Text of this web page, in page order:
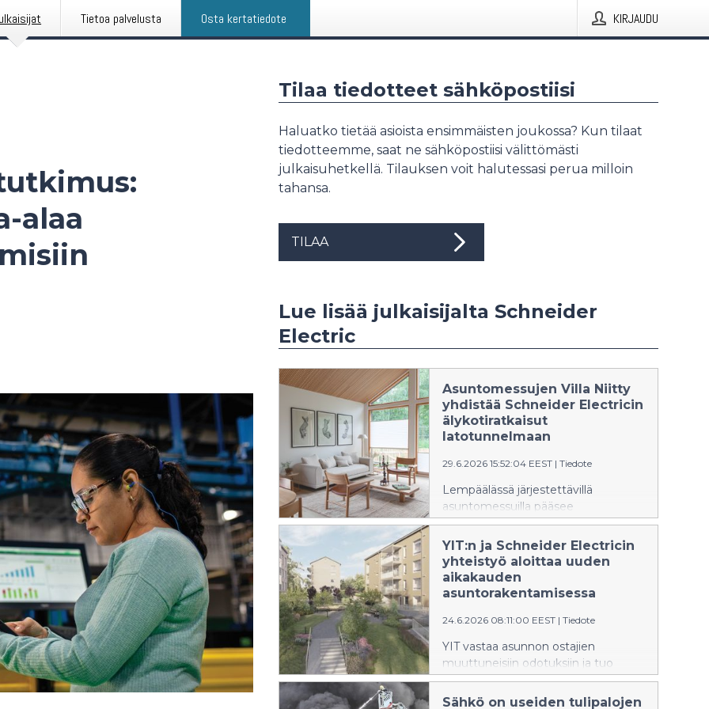
Tietoa palvelusta Osta kertatiedote KIRJAUDU
alaa
Tilaa tiedotteet sähköpostiisi
Haluatko tietää asioista ensimmäisten joukossa? Kun tilaat
tiedotteemme, saat ne sähköpostiisi välittömästi
julkaisuhetkellä. Tilauksen voit halutessasi perua milloin
tahansa.
TILAA
Lue lisää julkaisijalta Schneider
Electric
Asuntomessujen Villa Niitty
yhdistää Schneider Electricin
älykotiratkaisut
latotunnelmaan
29.6.2026 15:52:04 EEST | Tiedote
Lempäälässä järjestettävillä
asuntomessuilla pääsee
tutustumaan arkkitehdin
suunnittelemaan ja Kannustalojen
kanssa yhteistyössä toteutettuun
Villa Niittyyn. Talon tulevat asukkaat
halusivat hyvin käytettyjä neliöitä,
elämäntilanteisiin. Kotiin valittiin
Schneider Electricin Wiser-
älykotituotteita, joiden avulla
asumismukavuutta ja
parantaa.
YIT:n ja Schneider Electricin
yhteistyö aloittaa uuden
aikakauden
asuntorakentamisessa
24.6.2026 08:11:00 EEST | Tiedote
YIT vastaa asunnon ostajien
muuttuneisiin odotuksiin ja tuo
älykotivalmiuden
kerrostaloasumiseen. Helsingin
Sähkö on useiden tulipalojen